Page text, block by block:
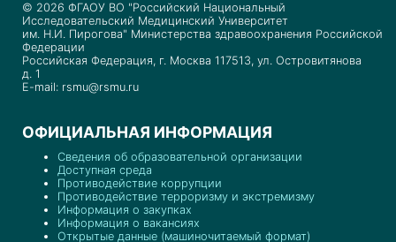
© 2026 ФГАОУ ВО "Российский Национальный
Исследовательский Медицинский Университет
им. Н.И. Пирогова" Министерства здравоохранения Российской
Федерации
Российская Федерация, г. Москва 117513, ул. Островитянова
д. 1
E-mail: rsmu@rsmu.ru
ОФИЦИАЛЬНАЯ ИНФОРМАЦИЯ
Сведения об образовательной организации
Доступная среда
Противодействие коррупции
Противодействие терроризму и экстремизму
Информация о закупках
Информация о вакансиях
Открытые данные (машиночитаемый формат)